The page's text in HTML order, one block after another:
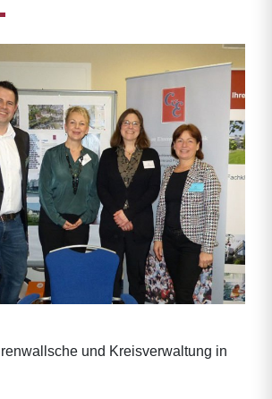
und Kreisverwaltung in